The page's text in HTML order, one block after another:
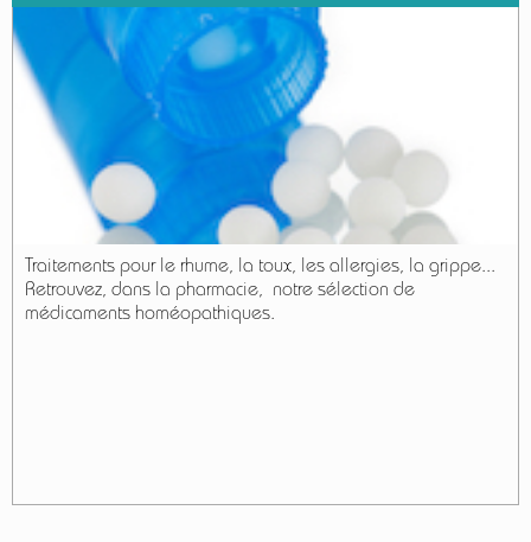
Traitements pour le rhume, la toux, les allergies, la grippe...
Retrouvez, dans la pharmacie, notre sélection de
médicaments homéopathiques.